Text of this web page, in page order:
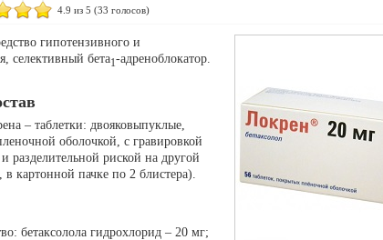
4.9 из 5 (33 голосов)
гипотензивного и
селективный бета1-адреноблокатор.
– таблетки: двояковыпуклые,
оболочкой, с гравировкой
разделительной риской на другой
в картонной пачке по 2 блистера).
бетаксолола гидрохлорид – 20 мг;